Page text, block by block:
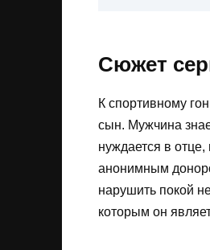
Сюжет
К спортивному
сын. Мужчина
нуждается в
анонимным
нарушить покой
которым он